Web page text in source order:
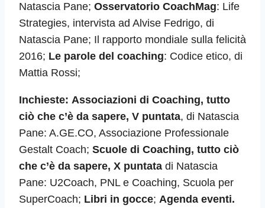
Natascia Pane; Osservatorio CoachMag: Life
Strategies, intervista ad Alvise Fedrigo, di
Natascia Pane; Il rapporto mondiale sulla felicità
2016; Le parole del coaching: Codice etico, di
Mattia Rossi;
Inchieste: Associazioni di Coaching, tutto
ciò che c’è da sapere, V puntata, di Natascia
Pane: A.GE.CO, Associazione Professionale
Gestalt Coach; Scuole di Coaching, tutto ciò
che c’è da sapere, X puntata di Natascia
Pane: U2Coach, PNL e Coaching, Scuola per
SuperCoach; Libri in gocce; Agenda eventi.